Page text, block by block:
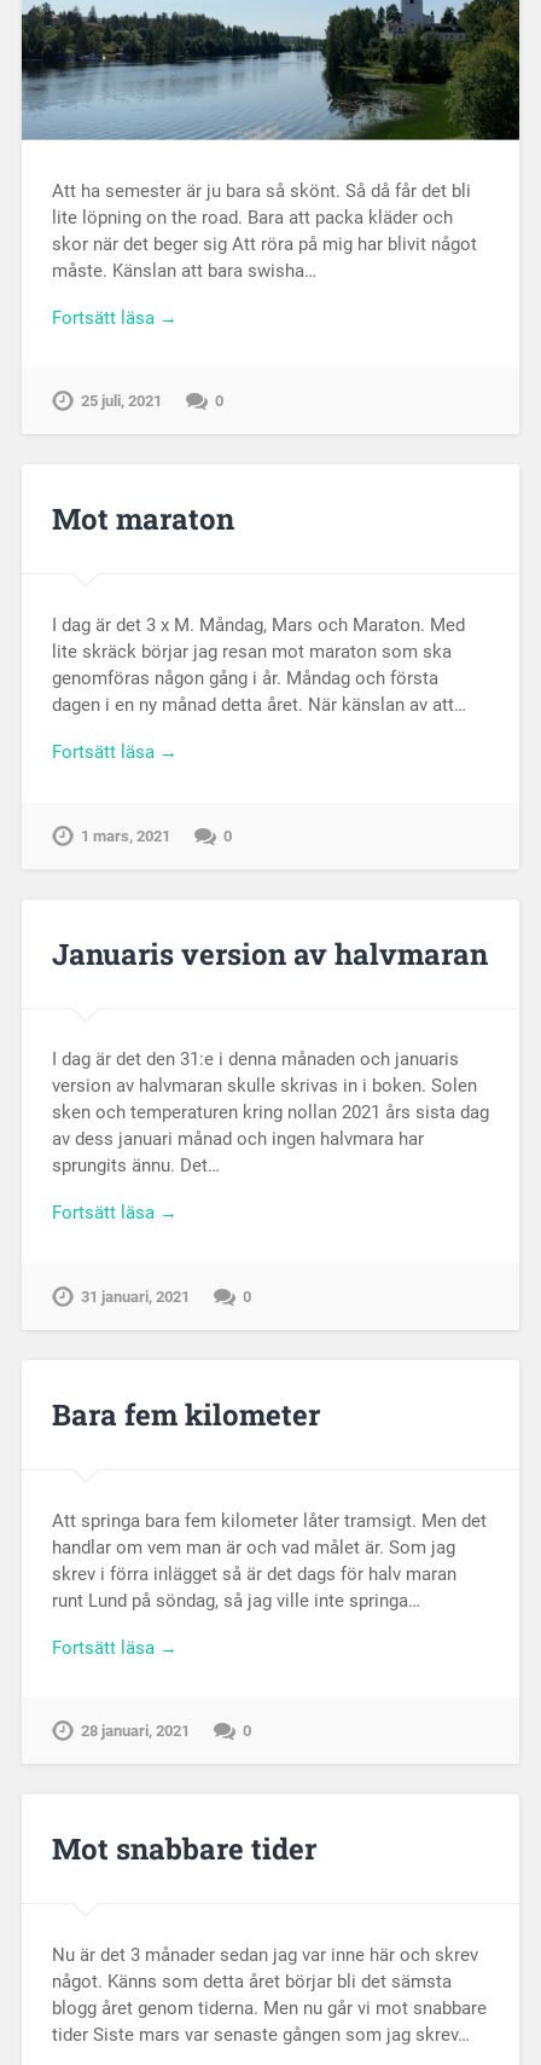
Att ha semester är ju bara så skönt. Så då får det bli
lite löpning on the road. Bara att packa kläder och
skor när det beger sig Att röra på mig har blivit något
måste. Känslan att bara swisha…
Fortsätt läsa →
25 juli, 2021 0
Mot maraton
I dag är det 3 x M. Måndag, Mars och Maraton. Med
lite skräck börjar jag resan mot maraton som ska
genomföras någon gång i år. Måndag och första
dagen i en ny månad detta året. När känslan av att…
Fortsätt läsa →
1 mars, 2021 0
Januaris version av halvmaran
I dag är det den 31:e i denna månaden och januaris
version av halvmaran skulle skrivas in i boken. Solen
sken och temperaturen kring nollan 2021 års sista dag
av dess januari månad och ingen halvmara har
sprungits ännu. Det…
Fortsätt läsa →
31 januari, 2021 0
Bara fem kilometer
Att springa bara fem kilometer låter tramsigt. Men det
handlar om vem man är och vad målet är. Som jag
skrev i förra inlägget så är det dags för halv maran
runt Lund på söndag, så jag ville inte springa…
Fortsätt läsa →
28 januari, 2021 0
Mot snabbare tider
Nu är det 3 månader sedan jag var inne här och skrev
något. Känns som detta året börjar bli det sämsta
blogg året genom tiderna. Men nu går vi mot snabbare
tider Siste mars var senaste gången som jag skrev…